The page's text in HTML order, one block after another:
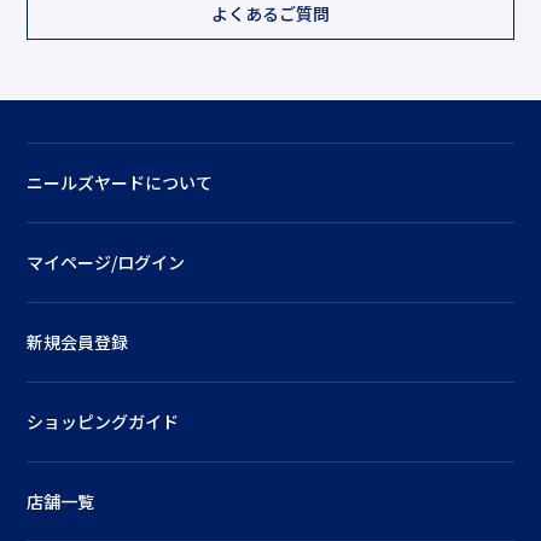
よくあるご質問
ニールズヤードについて
マイページ/ログイン
新規会員登録
ショッピングガイド
店舗一覧